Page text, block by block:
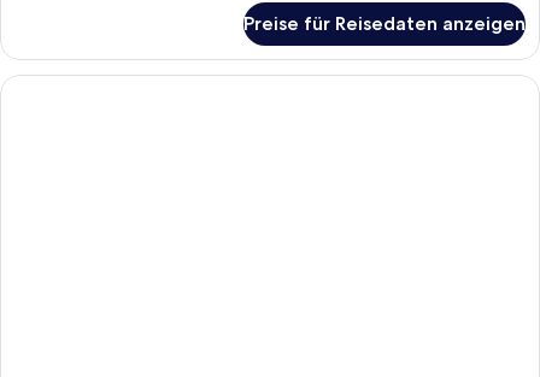
Doppelzimmer
zur
Einzelnutzung,
Preise für Reisedaten anzeigen